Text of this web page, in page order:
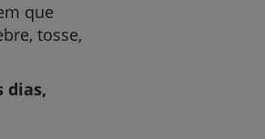
que
tosse,
dias,